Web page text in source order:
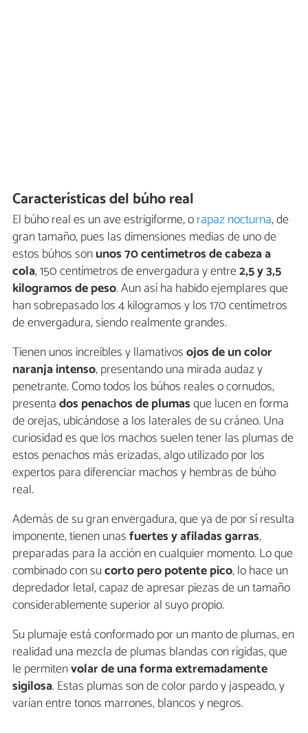
Características del búho real
El búho real es un ave estrigiforme, orapaz nocturna, de
gran tamaño, pues las dimensiones medias de uno de
estos búhos sonunos 70 centímetros de cabeza a
cola, 150 centímetros de envergadura y entre2,5 y 3,5
kilogramos de peso. Aun así ha habido ejemplares que
han sobrepasado los 4 kilogramos y los 170 centímetros
de envergadura, siendo realmente grandes.
Tienen unos increíbles y llamativosojos de un color
naranja intenso, presentando una mirada audaz y
penetrante. Como todos los búhos reales o cornudos,
presentados penachos de plumasque lucen en forma
de orejas, ubicándose a los laterales de su cráneo. Una
curiosidad es que los machos suelen tener las plumas de
estos penachos más erizadas, algo utilizado por los
expertos para diferenciar machos y hembras de búho
real.
Además de su gran envergadura, que ya de por sí resulta
imponente, tienen unasfuertes y afiladas garras,
preparadas para la acción en cualquier momento. Lo que
combinado con sucorto pero potente pico, lo hace un
depredador letal, capaz de apresar piezas de un tamaño
considerablemente superior al suyo propio.
Su plumaje está conformado por un manto de plumas, en
realidad una mezcla de plumas blandas con rígidas, que
le permitenvolar de una formaextremadamente
sigilosa. Estas plumas son de color pardo y jaspeado, y
varían entre tonos marrones, blancos y negros.